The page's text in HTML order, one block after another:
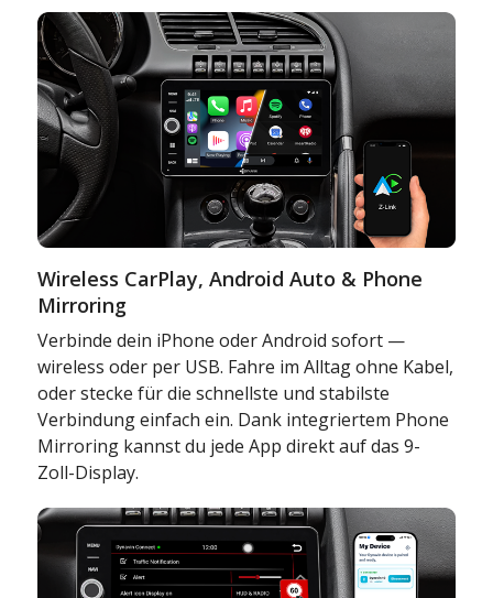
Wireless CarPlay, Android Auto & Phone
Mirroring
Verbinde dein iPhone oder Android sofort —
wireless oder per USB. Fahre im Alltag ohne Kabel,
oder stecke für die schnellste und stabilste
Verbindung einfach ein. Dank integriertem Phone
Mirroring kannst du jede App direkt auf das 9-
Zoll-Display.